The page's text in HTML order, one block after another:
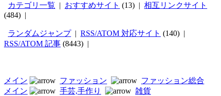
カテゴリ一覧 | おすすめサイト (13) | 相互リンクサイト
(484) |
ランダムジャンプ| RSS/ATOM 対応サイト (140) |
RSS/ATOM 記事 (8443) |
メイン ファッション
ファッション総合
メイン
手芸,手作り
雑貨